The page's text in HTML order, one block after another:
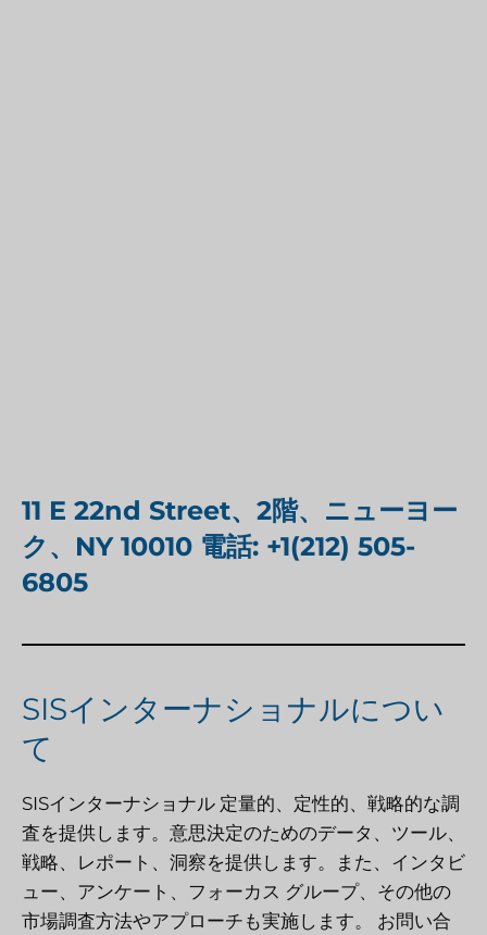
11 E 22nd Street、2階、ニューヨー
ク、NY 10010 電話: +1(212) 505-
6805
SISインターナショナルについ
て
SISインターナショナル 定量的、定性的、戦略的な調
査を提供します。意思決定のためのデータ、ツール、
戦略、レポート、洞察を提供します。また、インタビ
ュー、アンケート、フォーカス グループ、その他の
市場調査方法やアプローチも実施します。
お問い合